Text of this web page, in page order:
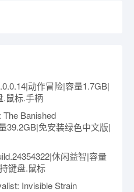
动作冒险|容量1.7GB|
.鼠标.手柄
Banished
39.2GB|免安装绿色中文版|
休闲益智|容量
键盘.鼠标
Invisible Strain